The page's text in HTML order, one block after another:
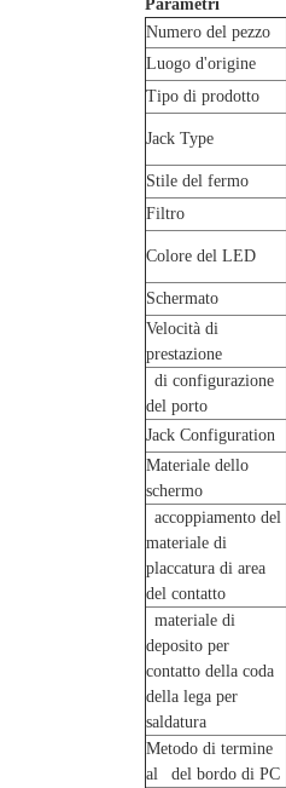
Parametri
Numero del pezzo
Luogo d'origine
Tipo di prodotto
Jack Type
Stile del fermo
Filtro
Colore del LED
Schermato
Velocità di
prestazione
di configurazione
del porto
Jack Configuration
Materiale dello
schermo
accoppiamento del
materiale di
placcatura di area
del contatto
materiale di
deposito per
contatto della coda
della lega per
saldatura
Metodo di termine
al del bordo di PC